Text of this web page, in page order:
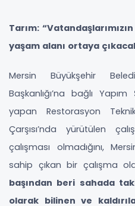
Tarım:
yaşam alanı ortaya
Mersin Büyükşehir
Başkanlığı’na bağlı
yapan Restorasyon
Çarşısı’nda yürütülen
çalışması olmadığını,
sahip çıkan bir çalışma
başından beri sahada
olarak bilinen ve